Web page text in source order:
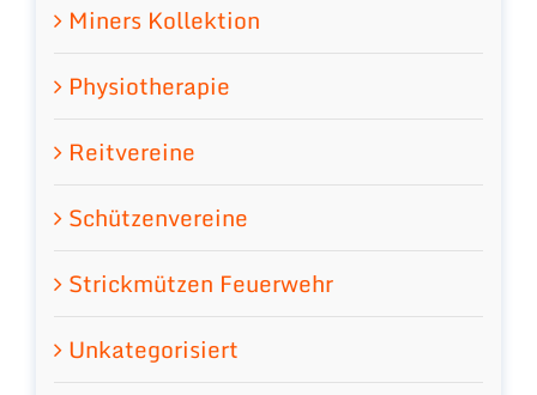
Miners Kollektion
Physiotherapie
Reitvereine
Schützenvereine
Strickmützen Feuerwehr
Unkategorisiert